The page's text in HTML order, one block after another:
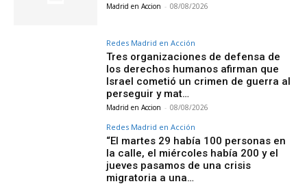
Madrid en Accion - 08/08/2026
Redes Madrid en Acción
Tres organizaciones de defensa de
los derechos humanos afirman que
Israel cometió un crimen de guerra al
perseguir y mat…
Madrid en Accion - 08/08/2026
Redes Madrid en Acción
“El martes 29 había 100 personas en
la calle, el miércoles había 200 y el
jueves pasamos de una crisis
migratoria a una…